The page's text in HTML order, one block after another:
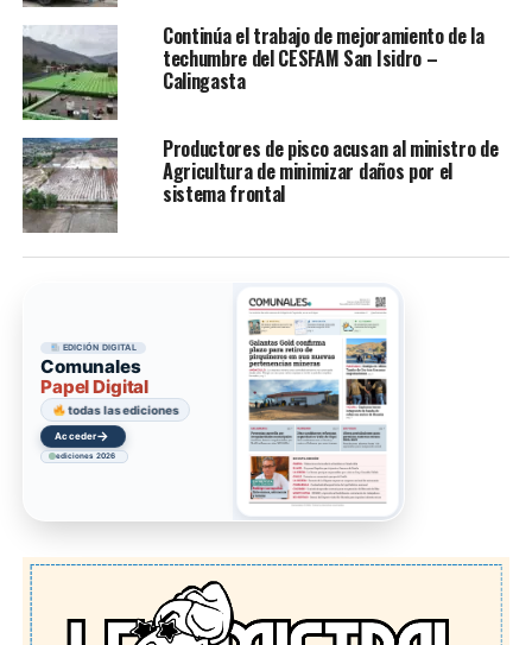
Continúa el trabajo de mejoramiento de la
techumbre del CESFAM San Isidro –
Calingasta
Productores de pisco acusan al ministro de
Agricultura de minimizar daños por el
sistema frontal
EDICIÓN DIGITAL
Comunales
Papel Digital
todas las ediciones
Acceder→
ediciones 2026